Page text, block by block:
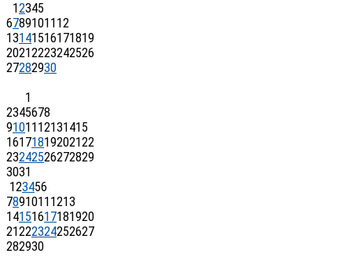
12345
67891011 12
13141516171819
20212223242526
27282930
1
2345678
91011 12131415
16171819202122
23242526272829
3031
123456
7891011 1213
14151617181920
21222324252627
282930